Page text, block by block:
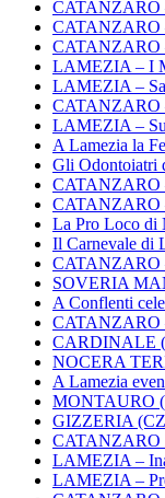
CATANZARO
CATANZARO
CATANZARO
LAMEZIA – I
LAMEZIA –
CATANZARO
LAMEZIA –
A Lamezia la
Gli Odontoiatri
CATANZARO
CATANZARO
La Pro Loco di
Il Carnevale di
CATANZARO
SOVERIA
A Conflenti
CATANZARO
CARDINALE
NOCERA
A Lamezia
MONTAURO
GIZZERIA
CATANZARO
LAMEZIA –
LAMEZIA –